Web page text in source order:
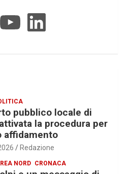
YouTube LinkedIn
pubblico locale di
la procedura per
affidamento
Redazione
NORD CRONACA